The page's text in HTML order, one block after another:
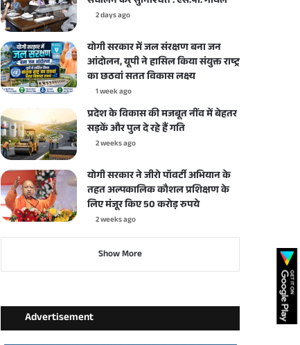
2 days ago
योगी सरकार में जल संरक्षण बना जन
आंदोलन, यूपी ने हासिल किया संयुक्त राष्ट्र
का छठवां सतत विकास लक्ष्य
1 week ago
प्रदेश के विकास की मजबूत नींव में बेहतर
सड़कें और पुल दे रहे हैं गति
2 weeks ago
योगी सरकार ने जीरो पॉवर्टी अभियान के
तहत अल्पकालिक कौशल प्रशिक्षण के
लिए मंजूर किए 50 करोड़ रुपये
2 weeks ago
Show More
Advertisement